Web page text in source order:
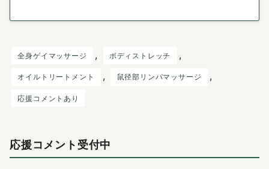
全身ゲイマッサージ , ボディストレッチ ,
オイルトリートメント , 鼠径部リンパマッサージ ,
応援コメントあり
応援コメント受付中